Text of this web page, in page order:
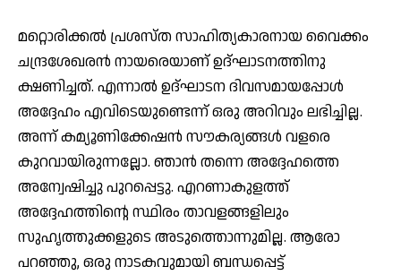
മറ്റൊരിക്കല്‍ പ്രശസ്ത സാഹിത്യകാരനായ വൈക്കം
ചന്ദ്രശേഖരന്‍ നായരെയാണ് ഉദ്ഘാടനത്തിനു
ക്ഷണിച്ചത്. എന്നാല്‍ ഉദ്ഘാടന ദിവസമായപ്പോള്‍
അദ്ദേഹം എവിടെയുണ്ടെന്ന് ഒരു അറിവും ലഭിച്ചില്ല.
അന്ന് കമ്യൂണിക്കേഷന്‍ സൗകര്യങ്ങള്‍ വളരെ
കുറവായിരുന്നല്ലോ. ഞാന്‍ തന്നെ അദ്ദേഹത്തെ
അന്വേഷിച്ചു പുറപ്പെട്ടു. എറണാകുളത്ത്
അദ്ദേഹത്തിന്റെ സ്ഥിരം താവളങ്ങളിലും
സുഹൃത്തുക്കളുടെ അടുത്തൊന്നുമില്ല. ആരോ
പറഞ്ഞു, ഒരു നാടകവുമായി ബന്ധപ്പെട്ട്